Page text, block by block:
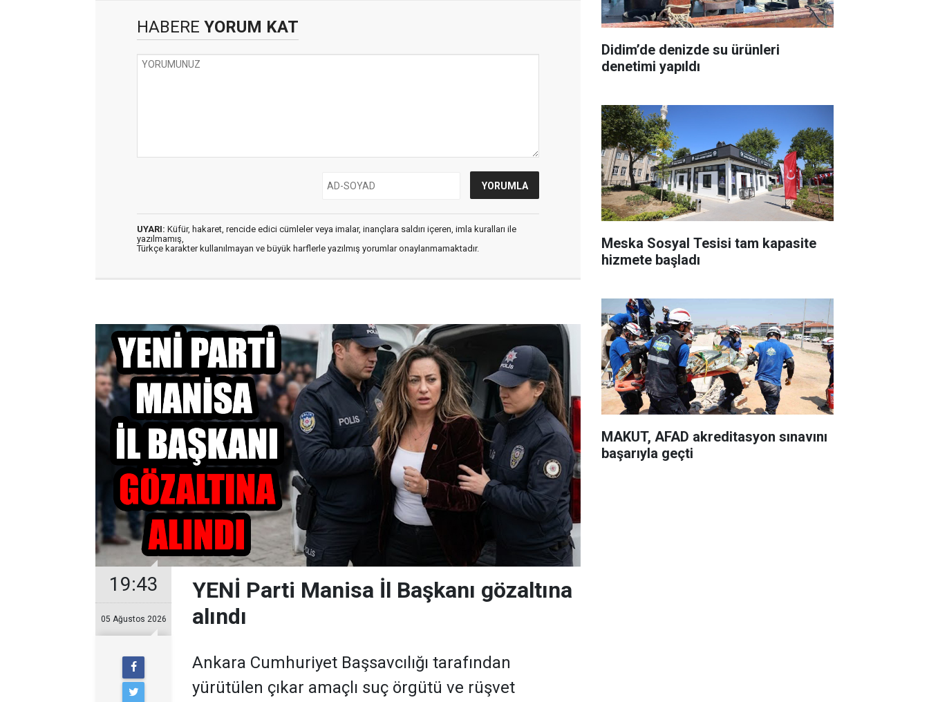
HABERE YORUM KAT
UYARI: Küfür, hakaret, rencide edici cümleler veya imalar, inançlara saldırı içeren, imla kuralları ile
yazılmamış,
Türkçe karakter kullanılmayan ve büyük harflerle yazılmış yorumlar onaylanmamaktadır.
19:43
05 Ağustos 2026
YENİ Parti Manisa İl Başkanı gözaltına
alındı
Ankara Cumhuriyet Başsavcılığı tarafından
yürütülen çıkar amaçlı suç örgütü ve rüşvet
Didim’de denizde su ürünleri
denetimi yapıldı
Meska Sosyal Tesisi tam kapasite
hizmete başladı
MAKUT, AFAD akreditasyon sınavını
başarıyla geçti